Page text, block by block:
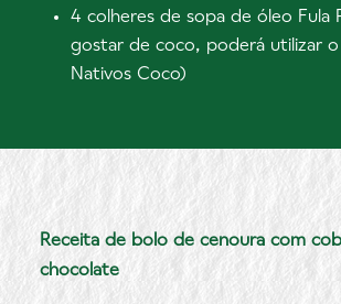
Receita de bolo de cenoura com
chocolate
4 colheres de sopa de óleo Fula
gostar de coco, poderá utilizar o
Nativos Coco)